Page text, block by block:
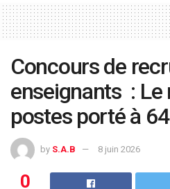
Concours de
enseignants : Le
postes porté à
by S.A.B 8 juin 2026
0